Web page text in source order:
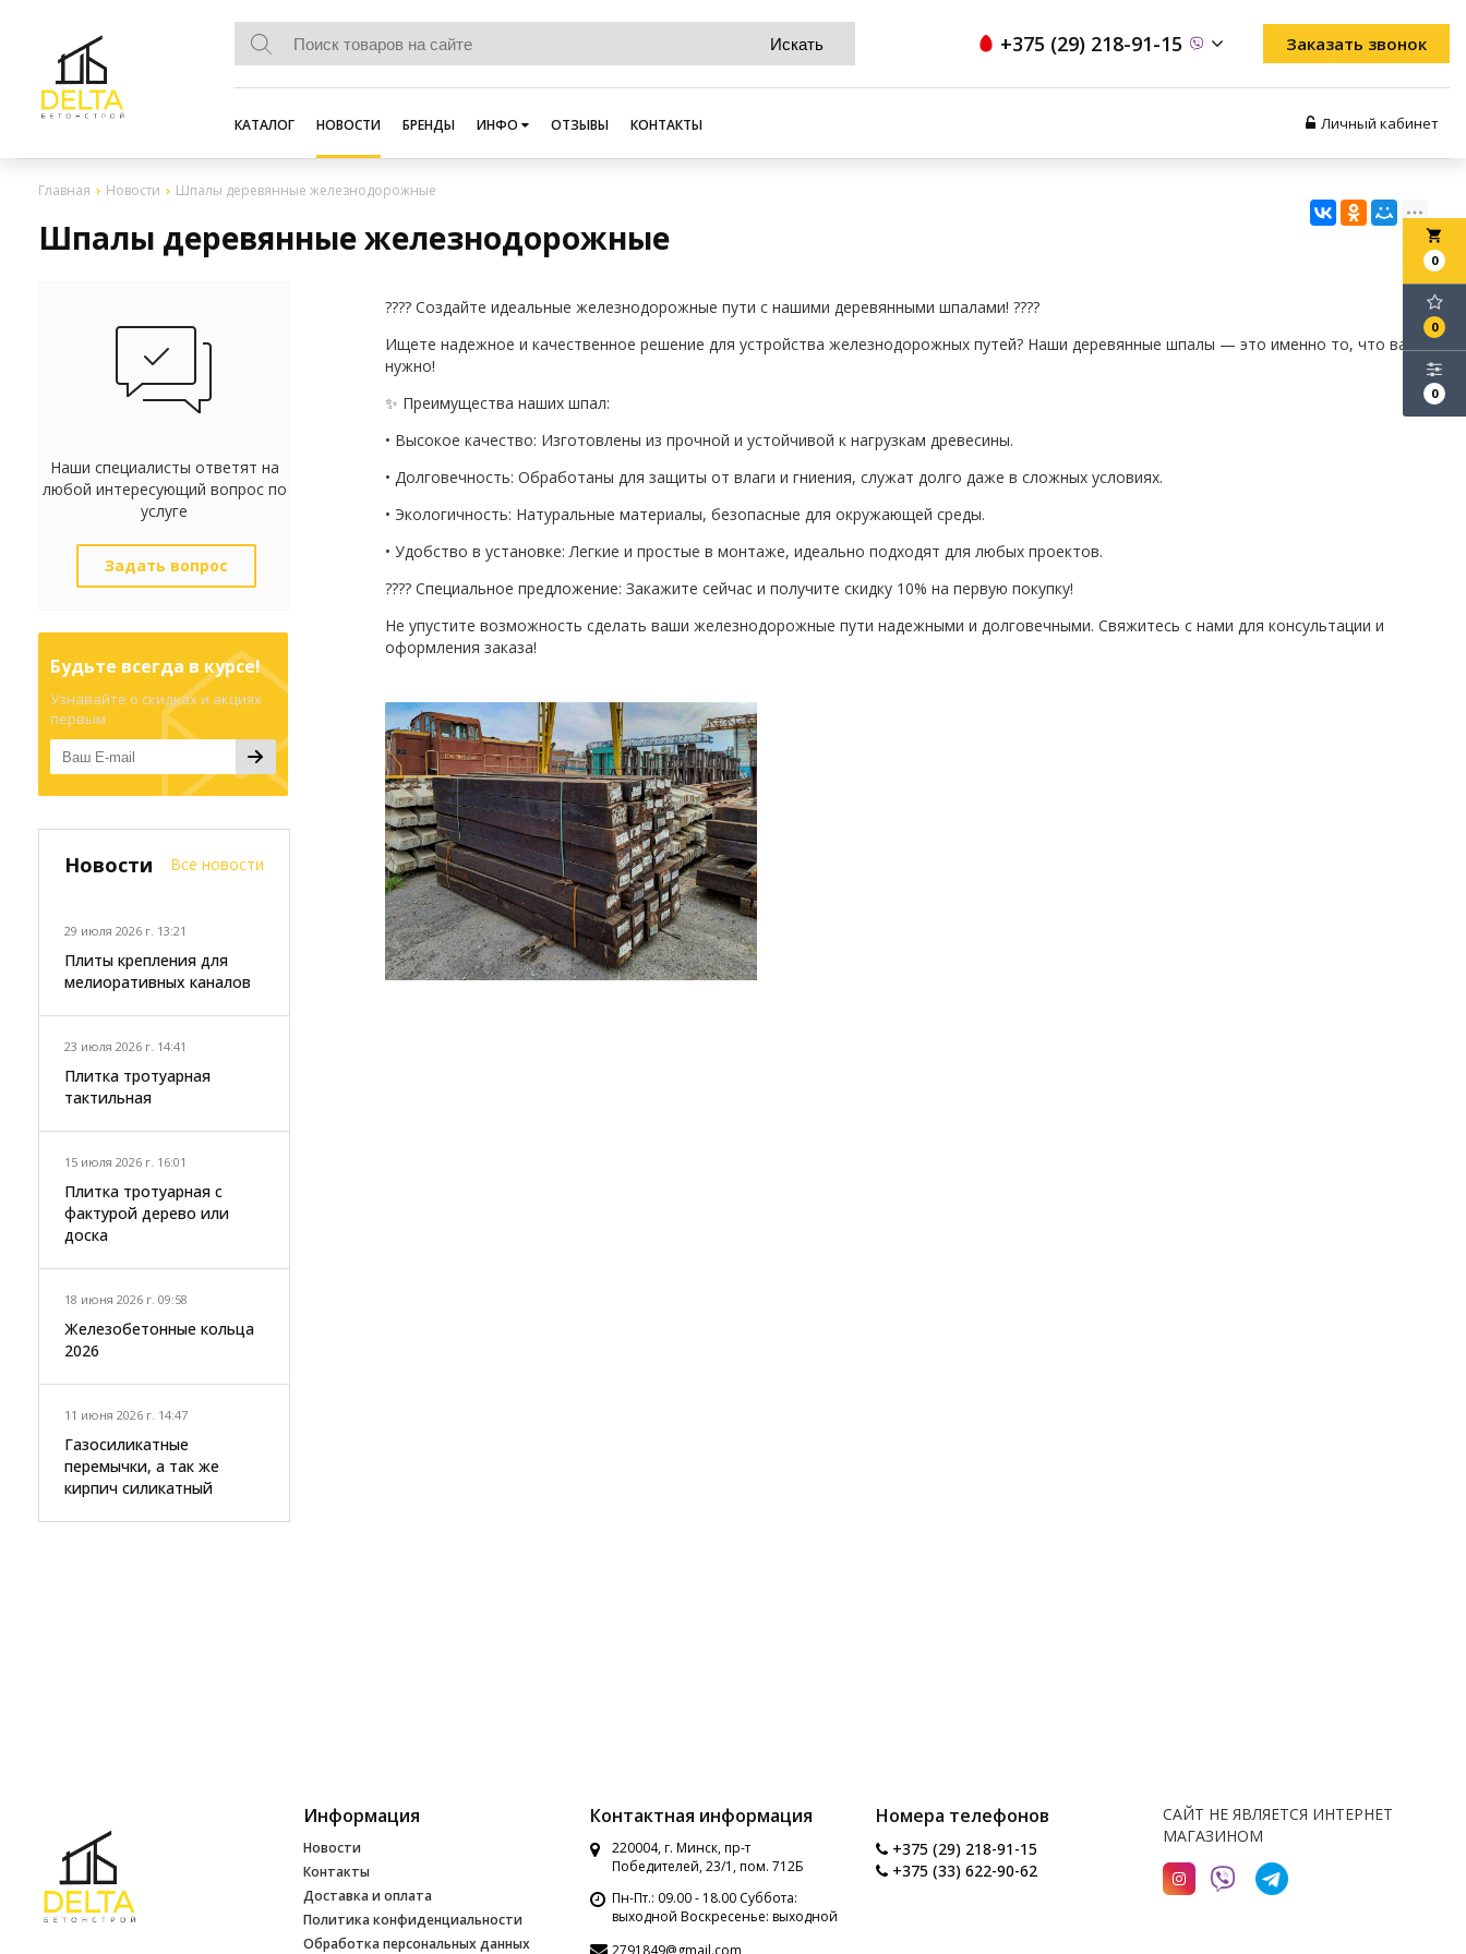
+375 (29) 218-91-15 Заказать звонок
КАТАЛОГ НОВОСТИ БРЕНДЫ ИНФО ОТЗЫВЫ КОНТАКТЫ Личный кабинет
Главная Новости Шпалы деревянные железнодорожные
Шпалы деревянные железнодорожные local_grocery_store
0
0
0
Наши специалисты ответят на
любой интересующий вопрос по
услуге
Задать вопрос
Будьте всегда в курсе!
Узнавайте о скидках и акциях
первым
Новости Все новости
29 июля 2026 г. 13:21
Плиты крепления для
мелиоративных каналов
23 июля 2026 г. 14:41
Плитка тротуарная
тактильная
15 июля 2026 г. 16:01
Плитка тротуарная с
фактурой дерево или
доска
18 июня 2026 г. 09:58
Железобетонные кольца
2026
11 июня 2026 г. 14:47
Газосиликатные
перемычки, а так же
кирпич силикатный
???? Создайте идеальные железнодорожные пути с нашими деревянными шпалами! ????
Ищете надежное и качественное решение для устройства железнодорожных путей? Наши деревянные шпалы — это именно то, что вам
нужно!
✨ Преимущества наших шпал:
• Высокое качество: Изготовлены из прочной и устойчивой к нагрузкам древесины.
• Долговечность: Обработаны для защиты от влаги и гниения, служат долго даже в сложных условиях.
• Экологичность: Натуральные материалы, безопасные для окружающей среды.
• Удобство в установке: Легкие и простые в монтаже, идеально подходят для любых проектов.
???? Специальное предложение: Закажите сейчас и получите скидку 10% на первую покупку!
Не упустите возможность сделать ваши железнодорожные пути надежными и долговечными. Свяжитесь с нами для консультации и
оформления заказа!
Информация
Новости
Контакты
Доставка и оплата
Политика конфиденциальности
Обработка персональных данных
Контактная информация
220004, г. Минск, пр-т
Победителей, 23/1, пом. 712Б
Пн-Пт.: 09.00 - 18.00 Суббота:
выходной Воскресенье: выходной
2791849@gmail.com
Номера телефонов
+375 (29) 218-91-15
+375 (33) 622-90-62
САЙТ НЕ ЯВЛЯЕТСЯ ИНТЕРНЕТ
МАГАЗИНОМ